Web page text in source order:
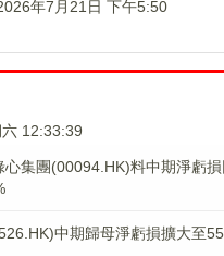
年7月21日 下午5:50
12:33:39
心集團(00094.HK)料中期淨虧
中期歸母淨虧損擴大至